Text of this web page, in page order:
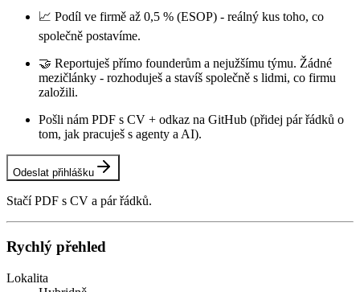
📈 Podíl ve firmě až 0,5 % (ESOP) - reálný kus toho, co
společně postavíme.
🤝 Reportuješ přímo founderům a nejužšímu týmu. Žádné
mezičlánky - rozhoduješ a stavíš společně s lidmi, co firmu
založili.
Pošli nám PDF s CV + odkaz na GitHub (přidej pár řádků o
tom, jak pracuješ s agenty a AI).
Odeslat přihlášku
Stačí PDF s CV a pár řádků.
Rychlý přehled
Lokalita